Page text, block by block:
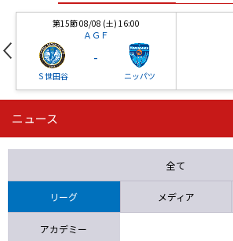
第15節 08/08 (土) 16:00
ＡＧＦ
Ｓ世田谷
-
ニッパツ
第16節 09/05 (土) 15:00
ニッパツ
ニュース
全て
リーグ メディア
アカデミー